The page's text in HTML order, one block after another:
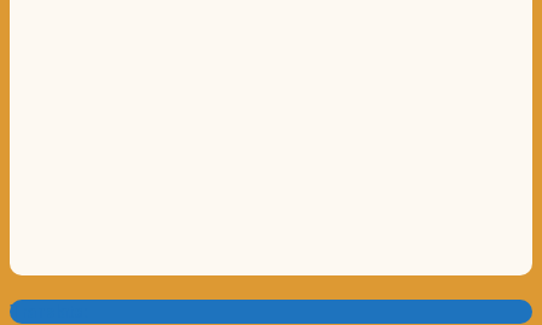
Translate: